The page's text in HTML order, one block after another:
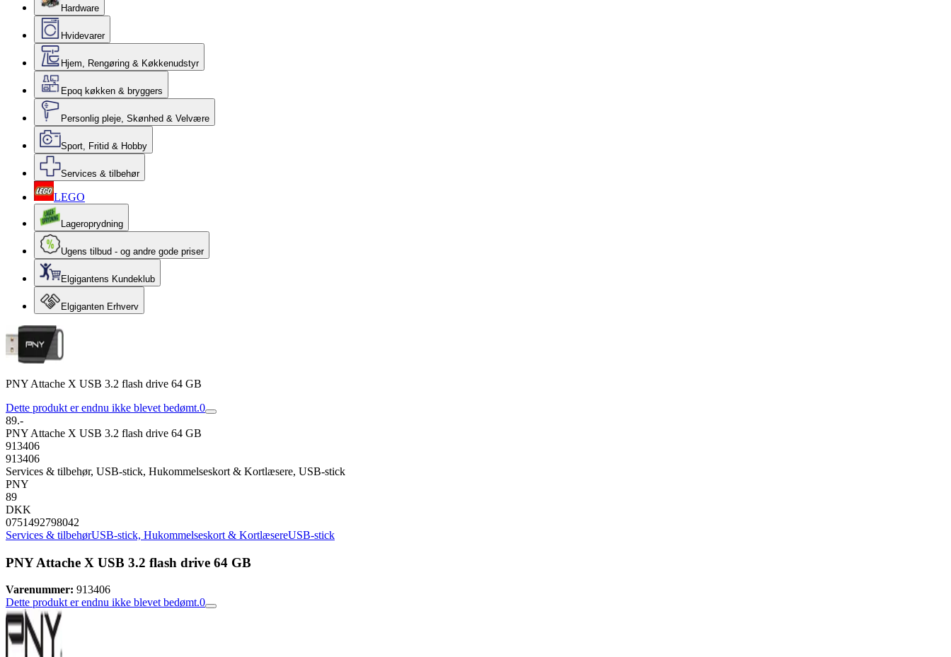
Hardware
Hvidevarer
Hjem, Rengøring & Køkkenudstyr
Epoq køkken & bryggers
Personlig pleje, Skønhed & Velvære
Sport, Fritid & Hobby
Services & tilbehør
LEGO
Lageroprydning
Ugens tilbud - og andre gode priser
Elgigantens Kundeklub
Elgiganten Erhverv
PNY Attache X USB 3.2 flash drive 64 GB
Dette produkt er endnu ikke blevet bedømt.0
89.-
PNY Attache X USB 3.2 flash drive 64 GB
913406
913406
Services & tilbehør, USB-stick, Hukommelseskort & Kortlæsere, USB-stick
PNY
89
DKK
0751492798042
Services & tilbehørUSB-stick, Hukommelseskort & KortlæsereUSB-stick
PNY Attache X USB 3.2 flash drive 64 GB
Varenummer: 913406
Dette produkt er endnu ikke blevet bedømt.0